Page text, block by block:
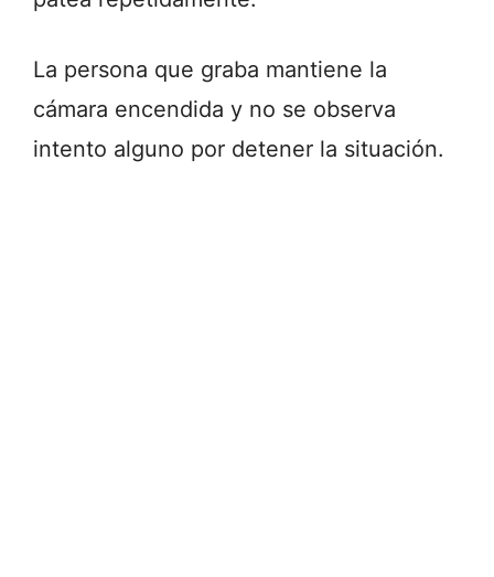
La persona que graba mantiene la
cámara encendida y no se observa
intento alguno por detener la situación.